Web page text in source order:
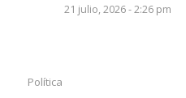
21 julio, 2026 - 2:26 pm
Política